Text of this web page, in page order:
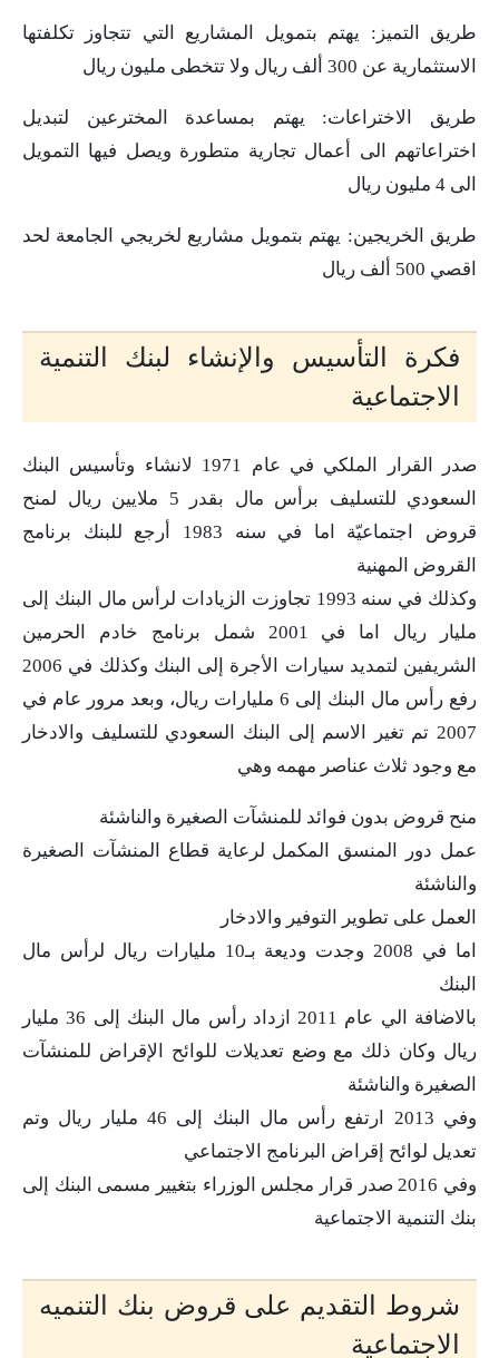
طريق التميز: يهتم بتمويل المشاريع التي تتجاوز تكلفتها
الاستثمارية عن 300 ألف ريال ولا تتخطى مليون ريال
طريق الاختراعات: يهتم بمساعدة المخترعين لتبديل
اختراعاتهم الى أعمال تجارية متطورة ويصل فيها التمويل
الى 4 مليون ريال
طريق الخريجين: يهتم بتمويل مشاريع لخريجي الجامعة لحد
اقصي 500 ألف ريال
فكرة التأسيس والإنشاء لبنك التنمية
الاجتماعية
صدر القرار الملكي في عام 1971 لانشاء وتأسيس البنك
السعودي للتسليف برأس مال بقدر 5 ملايين ريال لمنح
قروض اجتماعيّة اما في سنه 1983 أرجع للبنك برنامج
القروض المهنية
وكذلك في سنه 1993 تجاوزت الزيادات لرأس مال البنك إلى
مليار ريال اما في 2001 شمل برنامج خادم الحرمين
الشريفين لتمديد سيارات الأجرة إلى البنك وكذلك في 2006
رفع رأس مال البنك إلى 6 مليارات ريال، وبعد مرور عام في
2007 تم تغير الاسم إلى البنك السعودي للتسليف والادخار
مع وجود ثلاث عناصر مهمه وهي
منح قروض بدون فوائد للمنشآت الصغيرة والناشئة
عمل دور المنسق المكمل لرعاية قطاع المنشآت الصغيرة
والناشئة
العمل على تطوير التوفير والادخار
اما في 2008 وجدت وديعة بـ10 مليارات ريال لرأس مال
البنك
بالاضافة الي عام 2011 ازداد رأس مال البنك إلى 36 مليار
ريال وكان ذلك مع وضع تعديلات للوائح الإقراض للمنشآت
الصغيرة والناشئة
وفي 2013 ارتفع رأس مال البنك إلى 46 مليار ريال وتم
تعديل لوائح إقراض البرنامج الاجتماعي
وفي 2016 صدر قرار مجلس الوزراء بتغيير مسمى البنك إلى
بنك التنمية الاجتماعية
شروط التقديم على قروض بنك التنميه
الاجتماعية